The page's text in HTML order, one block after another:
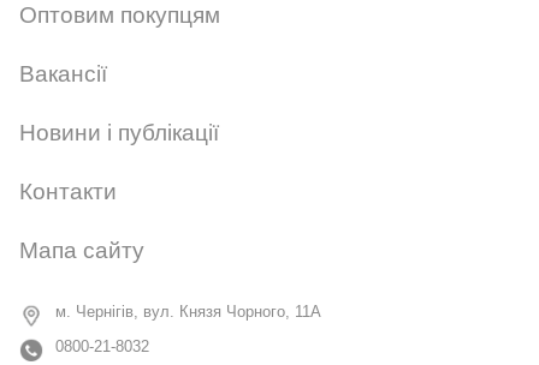
Оптовим покупцям
Вакансії
Новини і публікації
Контакти
Мапа сайту
м. Чернігів, вул. Князя Чорного, 11А
0800-21-8032